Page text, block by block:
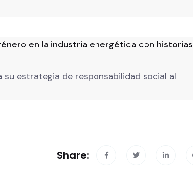
en la industria energética con historias
estrategia de responsabilidad social al
Share: